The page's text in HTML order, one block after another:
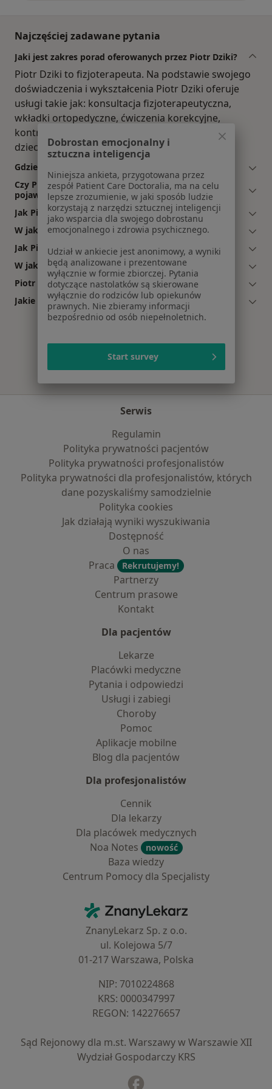
Najczęściej zadawane pytania
Jaki jest zakres porad oferowanych przez Piotr Dziki?
Piotr Dziki to fizjoterapeuta. Na podstawie swojego
doświadczenia i wykształcenia Piotr Dziki oferuje
usługi takie jak: konsultacja fizjoterapeutyczna,
wkładki ortopedyczne, ćwiczenia korekcyjne,
kontrola chodu, rehabilitacja dzieci, fizjoterapia
dzieci.
Gdzie Piotr Dziki ma swój gabinet?
Czy Piotr Dziki przyjmuje online, bez konieczności
pojawiania się w placówce?
Jak Piotr Dziki akceptuje płatności po wizycie?
W jakich językach konsultuje Piotr Dziki?
Jak Piotr Dziki umawia wizyty?
W jakich godzinach przyjmuje Piotr Dziki?
Piotr Dziki: co mówią pacjenci?
Jakie ubezpieczenia akceptuje Piotr Dziki?
Serwis
Regulamin
Polityka prywatności pacjentów
Polityka prywatności profesjonalistów
Polityka prywatności dla profesjonalistów, których
dane pozyskaliśmy samodzielnie
Polityka cookies
Jak działają wyniki wyszukiwania
Dostępność
O nas
Praca
Rekrutujemy!
Partnerzy
Centrum prasowe
Kontakt
Dla pacjentów
Lekarze
Placówki medyczne
Pytania i odpowiedzi
Usługi i zabiegi
Choroby
Pomoc
Aplikacje mobilne
Blog dla pacjentów
Dla profesjonalistów
Cennik
Dla lekarzy
Dla placówek medycznych
Noa Notes
nowość
Baza wiedzy
Centrum Pomocy dla Specjalisty
ZnanyLekarz - Strona główna
ZnanyLekarz Sp. z o.o.
ul. Kolejowa 5/7
01-217 Warszawa, Polska
NIP: ⁠7010224868
KRS: ⁠0000347997
REGON: ⁠142276657
Sąd Rejonowy dla m.st. Warszawy w Warszawie XII
Wydział Gospodarczy KRS
Dobrostan emocjonalny i
sztuczna inteligencja
Niniejsza ankieta, przygotowana przez
zespół Patient Care Doctoralia, ma na celu
lepsze zrozumienie, w jaki sposób ludzie
korzystają z narzędzi sztucznej inteligencji
jako wsparcia dla swojego dobrostanu
emocjonalnego i zdrowia psychicznego.
Udział w ankiecie jest anonimowy, a wyniki
będą analizowane i prezentowane
wyłącznie w formie zbiorczej. Pytania
dotyczące nastolatków są skierowane
wyłącznie do rodziców lub opiekunów
prawnych. Nie zbieramy informacji
bezpośrednio od osób niepełnoletnich.
Start survey